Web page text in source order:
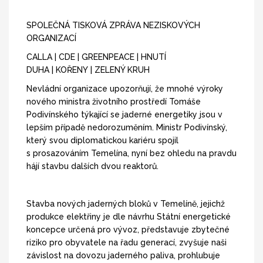
SPOLEČNÁ TISKOVÁ ZPRÁVA NEZISKOVÝCH
ORGANIZACÍ
CALLA | CDE | GREENPEACE | HNUTÍ
DUHA | KOŘENY | ZELENÝ KRUH
Nevládní organizace upozorňují, že mnohé výroky
nového ministra životního prostředí Tomáše
Podivínského týkající se jaderné energetiky jsou v
lepším případě nedorozuměním. Ministr Podivínský,
který svou diplomatickou kariéru spojil
s prosazováním Temelína, nyní bez ohledu na pravdu
hájí stavbu dalších dvou reaktorů.
Stavba nových jaderných bloků v Temelíně, jejichž
produkce elektřiny je dle návrhu Státní energetické
koncepce určená pro vývoz, představuje zbytečné
riziko pro obyvatele na řadu generací, zvyšuje naši
závislost na dovozu jaderného paliva, prohlubuje